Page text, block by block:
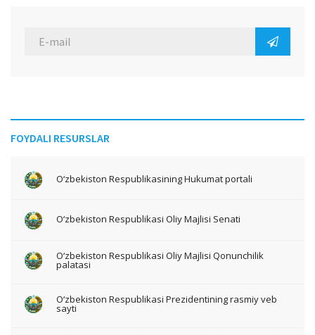
FOYDALI RESURSLAR
O‘zbekiston Respublikasining Hukumat portali
O‘zbekiston Respublikasi Oliy Majlisi Senati
O‘zbekiston Respublikasi Oliy Majlisi Qonunchilik
palatasi
O‘zbekiston Respublikasi Prezidentining rasmiy veb
sayti